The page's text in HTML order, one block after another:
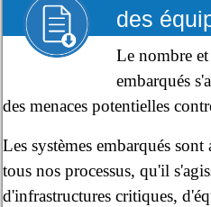
des
Le nombre et
embarqués
des menaces potentielles
Les systèmes embarqués
tous nos processus, qu'il
d'infrastructures critiques,